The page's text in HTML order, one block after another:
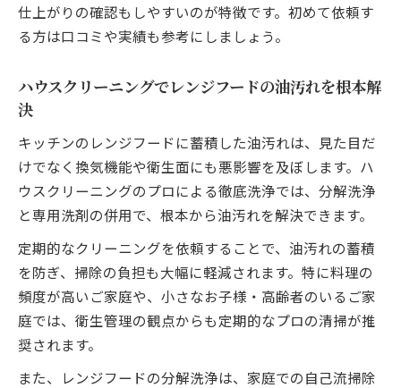
仕上がりの確認もしやすいのが特徴です。初めて依頼す
る方は口コミや実績も参考にしましょう。
ハウスクリーニングでレンジフードの油汚れを根本解
決
キッチンのレンジフードに蓄積した油汚れは、見た目だ
けでなく換気機能や衛生面にも悪影響を及ぼします。ハ
ウスクリーニングのプロによる徹底洗浄では、分解洗浄
と専用洗剤の併用で、根本から油汚れを解決できます。
定期的なクリーニングを依頼することで、油汚れの蓄積
を防ぎ、掃除の負担も大幅に軽減されます。特に料理の
頻度が高いご家庭や、小さなお子様・高齢者のいるご家
庭では、衛生管理の観点からも定期的なプロの清掃が推
奨されます。
また、レンジフードの分解洗浄は、家庭での自己流掃除